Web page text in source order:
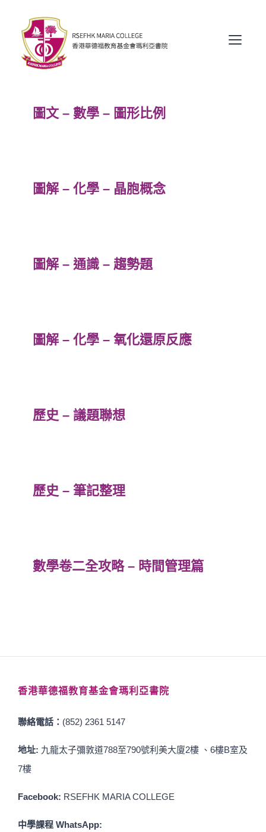
content
圖文 – 數學 – 圖形比例
圖解 – 化學 – 晶胞概念
圖解 – 通識 – 趨勢題
圖解 – 化學 – 氧化還原反應
歷史 – 議題聯想
歷史 – 筆記整理
數學卷二全攻略 – 時間管理篇
香港華德福教育基金會瑪利亞書院
聯絡電話： (852) 2361 5147
地址: 九龍太子彌敦道788至790號利美大廈2樓 、6樓B室及
7樓
Facebook: RSEFHK MARIA COLLEGE
中學課程 WhatsApp: